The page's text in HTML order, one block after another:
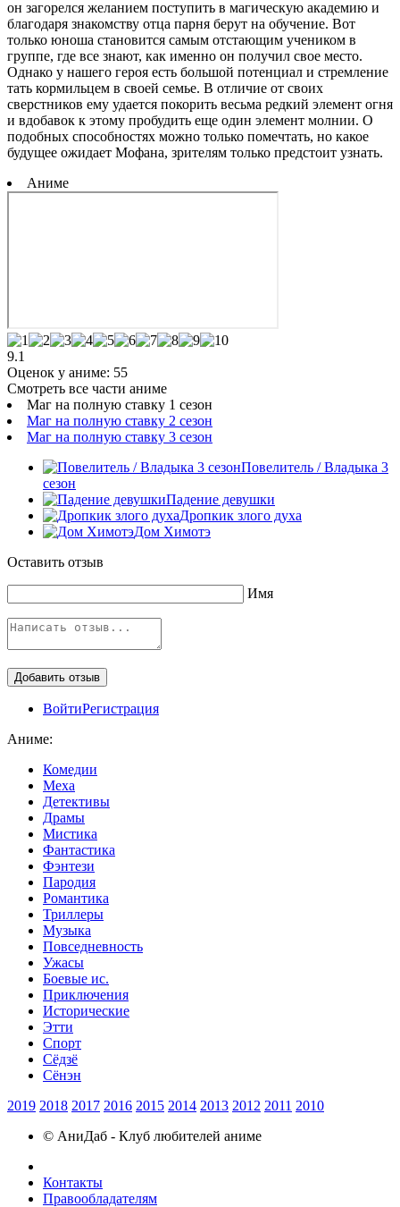
он загорелся желанием поступить в магическую академию и
благодаря знакомству отца парня берут на обучение. Вот
только юноша становится самым отстающим учеником в
группе, где все знают, как именно он получил свое место.
Однако у нашего героя есть большой потенциал и стремление
тать кормильцем в своей семье. В отличие от своих
сверстников ему удается покорить весьма редкий элемент огня
и вдобавок к этому пробудить еще один элемент молнии. О
подобных способностях можно только помечтать, но какое
будущее ожидает Мофана, зрителям только предстоит узнать.
Аниме
9.1
Оценок у аниме: 55
Смотреть все части аниме
Маг на полную ставку 1 сезон
Маг на полную ставку 2 сезон
Маг на полную ставку 3 сезон
Повелитель / Владыка 3
сезон
Падение девушки
Дропкик злого духа
Дом Химотэ
Оставить отзыв
Имя
ВойтиРегистрация
Аниме:
Комедии
Меха
Детективы
Драмы
Мистика
Фантастика
Фэнтези
Пародия
Романтика
Триллеры
Музыка
Повседневность
Ужасы
Боевые ис.
Приключения
Исторические
Этти
Спорт
Сёдзё
Сёнэн
2019 2018 2017 2016 2015 2014 2013 2012 2011 2010
© АниДаб - Клуб любителей аниме
Контакты
Правообладателям